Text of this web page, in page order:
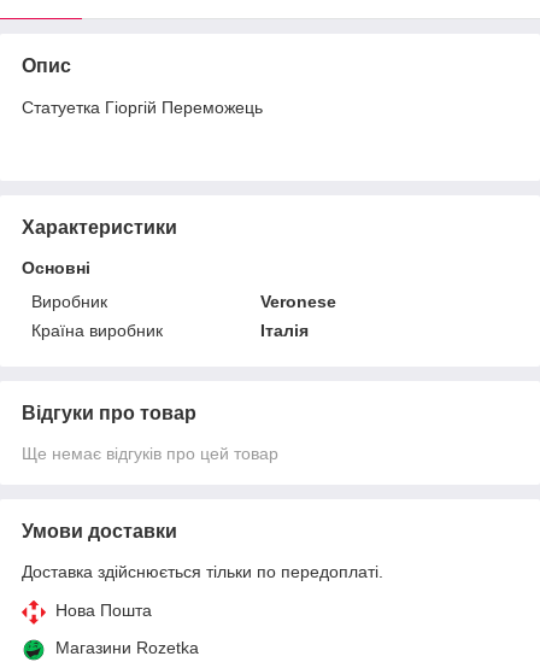
Опис
Статуетка Гіоргій Переможець
Характеристики
Основні
Виробник
Veronese
Країна виробник
Італія
Відгуки про товар
Ще немає відгуків про цей товар
Умови доставки
Доставка здійснюється тільки по передоплаті.
Нова Пошта
Магазини Rozetka